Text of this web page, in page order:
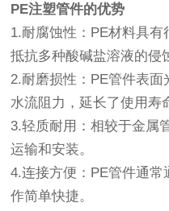
PE注塑管件的优势
1.耐腐蚀性：PE材料具
抵抗多种酸碱盐溶液的侵
2.耐磨损性：PE管件表
水流阻力，延长了使用寿
3.轻质耐用：相较于金属
运输和安装。
4.连接方便：PE管件通
作简单快捷。